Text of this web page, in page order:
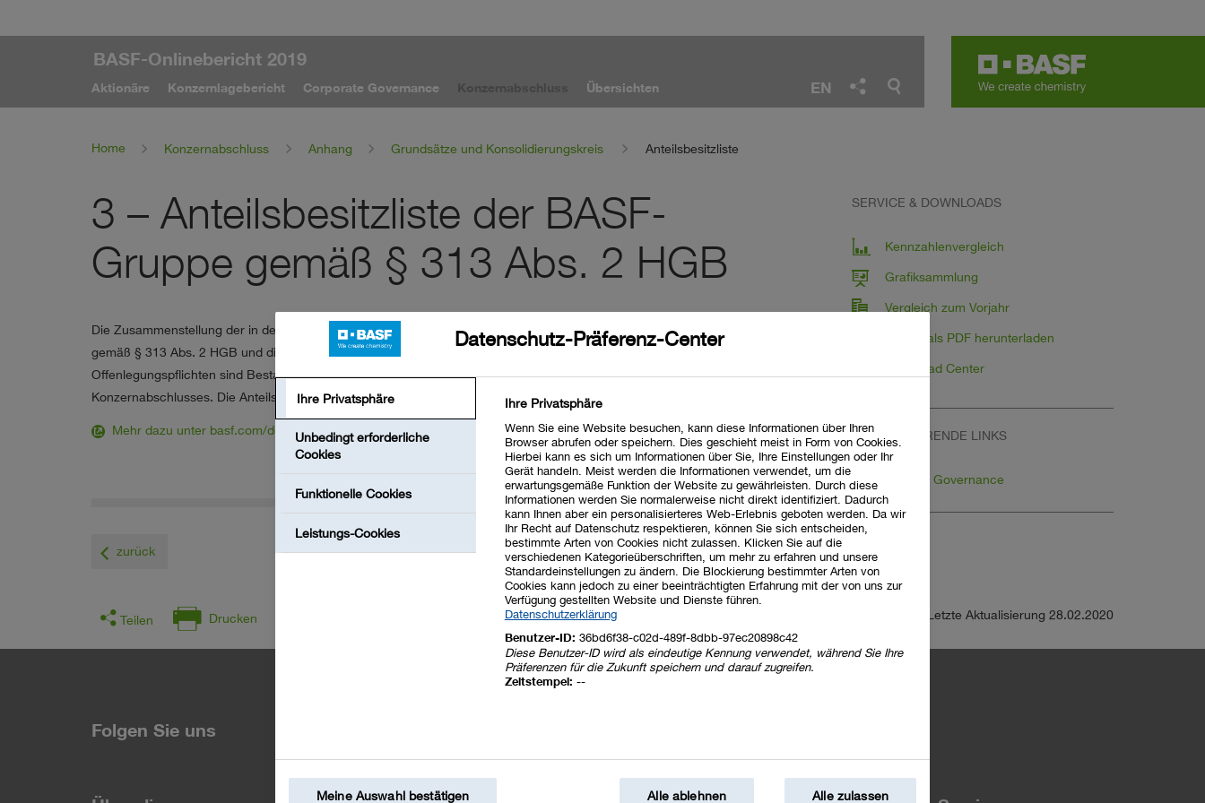
EN
BASF-Onlinebericht 2019
Aktionäre Konzernlagebericht Corporate Governance Übersichten
Home Konzernabschluss Anhang Grundsätze und Konsolidierungskreis Anteilsbesitzliste
3 – Anteilsbesitzliste der BASF-
Gruppe gemäß § 313 Abs. 2 HGB
Die Zusammenstellung der in den Konzernabschluss einbezogenen Gesellschaften und des gesamten Anteilsbesitzes
gemäß § 313 Abs. 2 HGB und die Angaben zur Befreiung von Tochtergesellschaften von Bilanzierungs- und
Offenlegungspflichten sind Bestandteil des testierten und im elektronischen Bundesanzeiger eingereichten
Konzernabschlusses. Die Anteilsbesitzliste ist außerdem im Internet veröffentlicht.
Mehr dazu unter basf.com/de/corporategovernance
zurück weiter
SERVICE & DOWNLOADS
Kennzahlenvergleich
Grafiksammlung
Vergleich zum Vorjahr
Kapitel als PDF herunterladen
Download Center
WEITERFÜHRENDE LINKS
Corporate Governance
Letzte Aktualisierung 28.02.2020
Teilen Drucken
Folgen Sie uns
Datenschutz-Präferenz-Center
Ihre Privatsphäre
Unbedingt erforderliche
Cookies
Funktionelle Cookies
Leistungs-Cookies
Ihre Privatsphäre
Wenn Sie eine Website besuchen, kann diese Informationen über Ihren
Browser abrufen oder speichern. Dies geschieht meist in Form von Cookies.
Hierbei kann es sich um Informationen über Sie, Ihre Einstellungen oder Ihr
Gerät handeln. Meist werden die Informationen verwendet, um die
erwartungsgemäße Funktion der Website zu gewährleisten. Durch diese
Informationen werden Sie normalerweise nicht direkt identifiziert. Dadurch
kann Ihnen aber ein personalisierteres Web-Erlebnis geboten werden. Da wir
Ihr Recht auf Datenschutz respektieren, können Sie sich entscheiden,
bestimmte Arten von Cookies nicht zulassen. Klicken Sie auf die
verschiedenen Kategorieüberschriften, um mehr zu erfahren und unsere
Standardeinstellungen zu ändern. Die Blockierung bestimmter Arten von
Cookies kann jedoch zu einer beeinträchtigten Erfahrung mit der von uns zur
Verfügung gestellten Website und Dienste führen.
Datenschutzerklärung
Benutzer-ID: 36bd6f38-c02d-489f-8dbb-97ec20898c42
Diese Benutzer-ID wird als eindeutige Kennung verwendet, während Sie Ihre
Präferenzen für die Zukunft speichern und darauf zugreifen.
Zeitstempel: --
Meine Auswahl bestätigen Alle ablehnen Alle zulassen